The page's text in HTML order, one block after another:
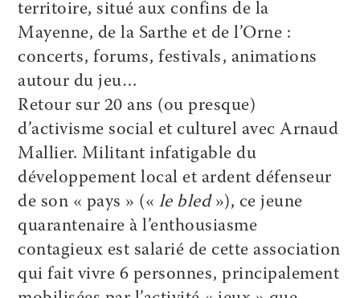
territoire, situé aux confins de la
Mayenne, de la Sarthe et de l’Orne :
concerts, forums, festivals, animations
autour du jeu…
Retour sur 20 ans (ou presque)
d’activisme social et culturel avec Arnaud
Mallier. Militant infatigable du
développement local et ardent défenseur
de son « pays » (« le bled»), ce jeune
quarantenaire à l’enthousiasme
contagieux est salarié de cette association
qui fait vivre 6 personnes, principalement